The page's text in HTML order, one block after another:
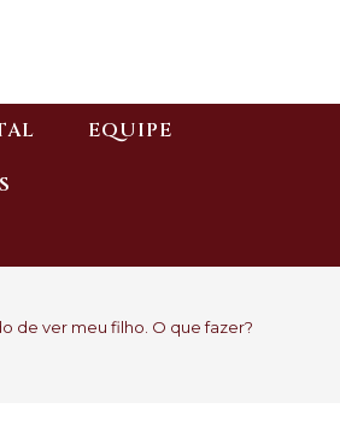
EQUIPE
de ver meu filho. O que fazer?